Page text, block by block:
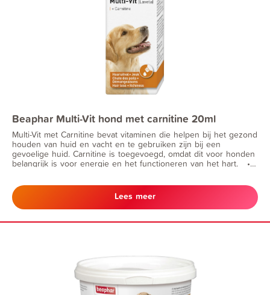
Beaphar Multi-Vit hond met carnitine 20ml
Multi-Vit met Carnitine bevat vitaminen die helpen bij het gezond
houden van huid en vacht en te gebruiken zijn bij een
gevoelige huid. Carnitine is toegevoegd, omdat dit voor honden
belangrijk is voor energie en het functioneren van het hart. •
Lees meer